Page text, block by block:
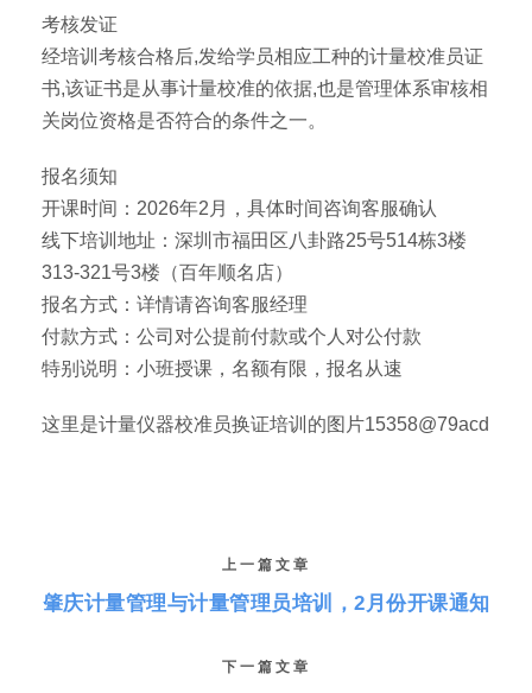
考核发证
经培训考核合格后,发给学员相应工种的计量校准员证
书,该证书是从事计量校准的依据,也是管理体系审核相
关岗位资格是否符合的条件之一。
报名须知
开课时间：2026年2月，具体时间咨询客服确认
线下培训地址：深圳市福田区八卦路25号514栋3楼
313-321号3楼（百年顺名店）
报名方式：详情请咨询客服经理
付款方式：公司对公提前付款或个人对公付款
特别说明：小班授课，名额有限，报名从速
这里是计量仪器校准员换证培训的图片15358@79acd
上一篇文章
肇庆计量管理与计量管理员培训，2月份开课通知
下一篇文章